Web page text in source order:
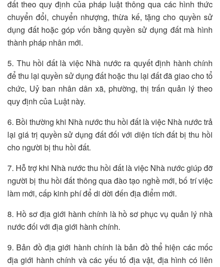
đất theo quy định của pháp luật thông qua các hình thức
chuyển đổi, chuyển nhượng, thừa kế, tặng cho quyền sử
dụng đất hoặc góp vốn bằng quyền sử dụng đất mà hình
thành pháp nhân mới.
5. Thu hồi đất là việc Nhà nước ra quyết định hành chính
để thu lại quyền sử dụng đất hoặc thu lại đất đã giao cho tổ
chức, Uỷ ban nhân dân xã, phường, thị trấn quản lý theo
quy định của Luật này.
6. Bồi thường khi Nhà nước thu hồi đất là việc Nhà nước trả
lại giá trị quyền sử dụng đất đối với diện tích đất bị thu hồi
cho người bị thu hồi đất.
7. Hỗ trợ khi Nhà nước thu hồi đất là việc Nhà nước giúp đỡ
người bị thu hồi đất thông qua đào tạo nghề mới, bố trí việc
làm mới, cấp kinh phí để di dời đến địa điểm mới.
8. Hồ sơ địa giới hành chính là hồ sơ phục vụ quản lý nhà
nước đối với địa giới hành chính.
9. Bản đồ địa giới hành chính là bản đồ thể hiện các mốc
địa giới hành chính và các yếu tố địa vật, địa hình có liên